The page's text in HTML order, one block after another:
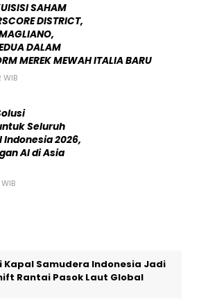
SAHAM
DISTRICT,
DALAM
MEREK MEWAH ITALIA BARU
Seluruh
Indonesia 2026,
AI di Asia
Kapal Samudera Indonesia Jadi
Rantai Pasok Laut Global